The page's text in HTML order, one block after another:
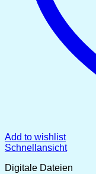
Add to wishlist
Schnellansicht
Digitale Dateien